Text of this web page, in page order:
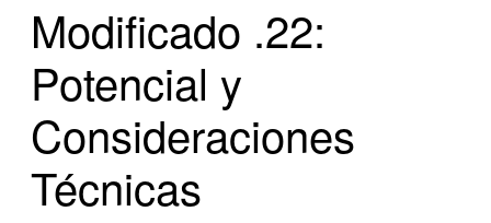
Modificado .22:
Potencial y
Consideraciones
Técnicas